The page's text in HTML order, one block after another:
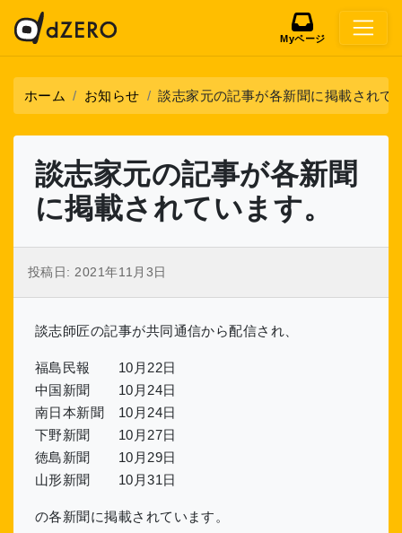
Myページ
ホーム お知らせ 談志家元の記事が各新聞に掲載されて
談志家元の記事が各新聞
に掲載されています。
投稿日: 2021年11月3日
談志師匠の記事が共同通信から配信され、
福島民報 10月22日
中国新聞 10月24日
南日本新聞 10月24日
下野新聞 10月27日
徳島新聞 10月29日
山形新聞 10月31日
の各新聞に掲載されています。